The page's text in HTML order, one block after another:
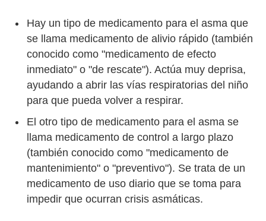
Hay un tipo de medicamento para el asma que
se llama medicamento de alivio rápido (también
conocido como "medicamento de efecto
inmediato" o "de rescate"). Actúa muy deprisa,
ayudando a abrir las vías respiratorias del niño
para que pueda volver a respirar.
El otro tipo de medicamento para el asma se
llama medicamento de control a largo plazo
(también conocido como "medicamento de
mantenimiento" o "preventivo"). Se trata de un
medicamento de uso diario que se toma para
impedir que ocurran crisis asmáticas.